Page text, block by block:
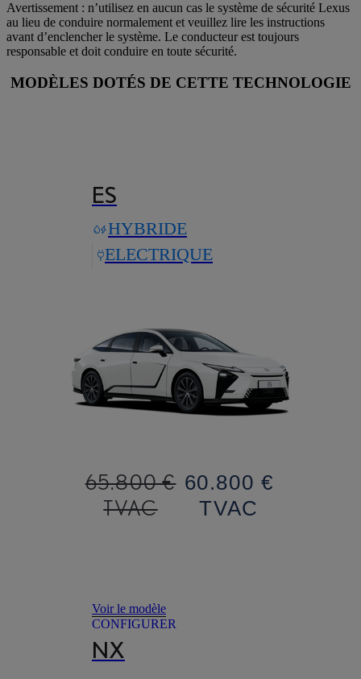
Avertissement : n’utilisez en aucun cas le système de sécurité Lexus
au lieu de conduire normalement et veuillez lire les instructions
avant d’enclencher le système. Le conducteur est toujours
responsable et doit conduire en toute sécurité.
MODÈLES DOTÉS DE CETTE TECHNOLOGIE
ES
HYBRIDE
ELECTRIQUE
65.800 €
TVAC
60.800 €
TVAC
Voir le modèle
CONFIGURER
NX